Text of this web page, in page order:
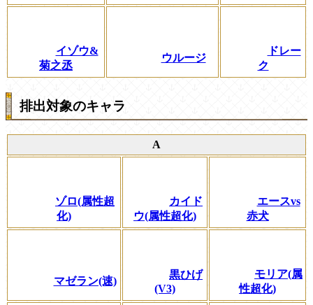
イゾウ&
菊之丞
ウルージ
ドレー
ク
排出対象のキャラ
A
ゾロ(属性超
化)
カイド
ウ(属性超化)
エースvs
赤犬
マゼラン(速)
黒ひげ
(V3)
モリア(属
性超化)